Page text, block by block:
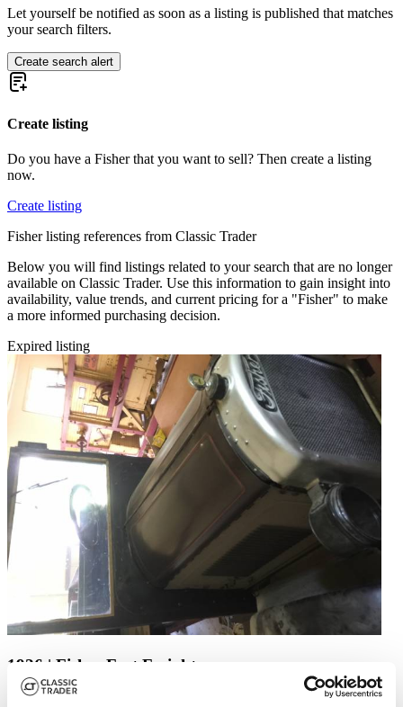
Let yourself be notified as soon as a listing is published that matches
your search filters.
Create search alert
Create listing
Do you have a Fisher that you want to sell? Then create a listing
now.
Create listing
Fisher listing references from Classic Trader
Below you will find listings related to your search that are no longer
available on Classic Trader. Use this information to gain insight into
availability, value trends, and current pricing for a "Fisher" to make
a more informed purchasing decision.
Expired listing
1926 | Fisher Fast Freight
Classic renovated truck